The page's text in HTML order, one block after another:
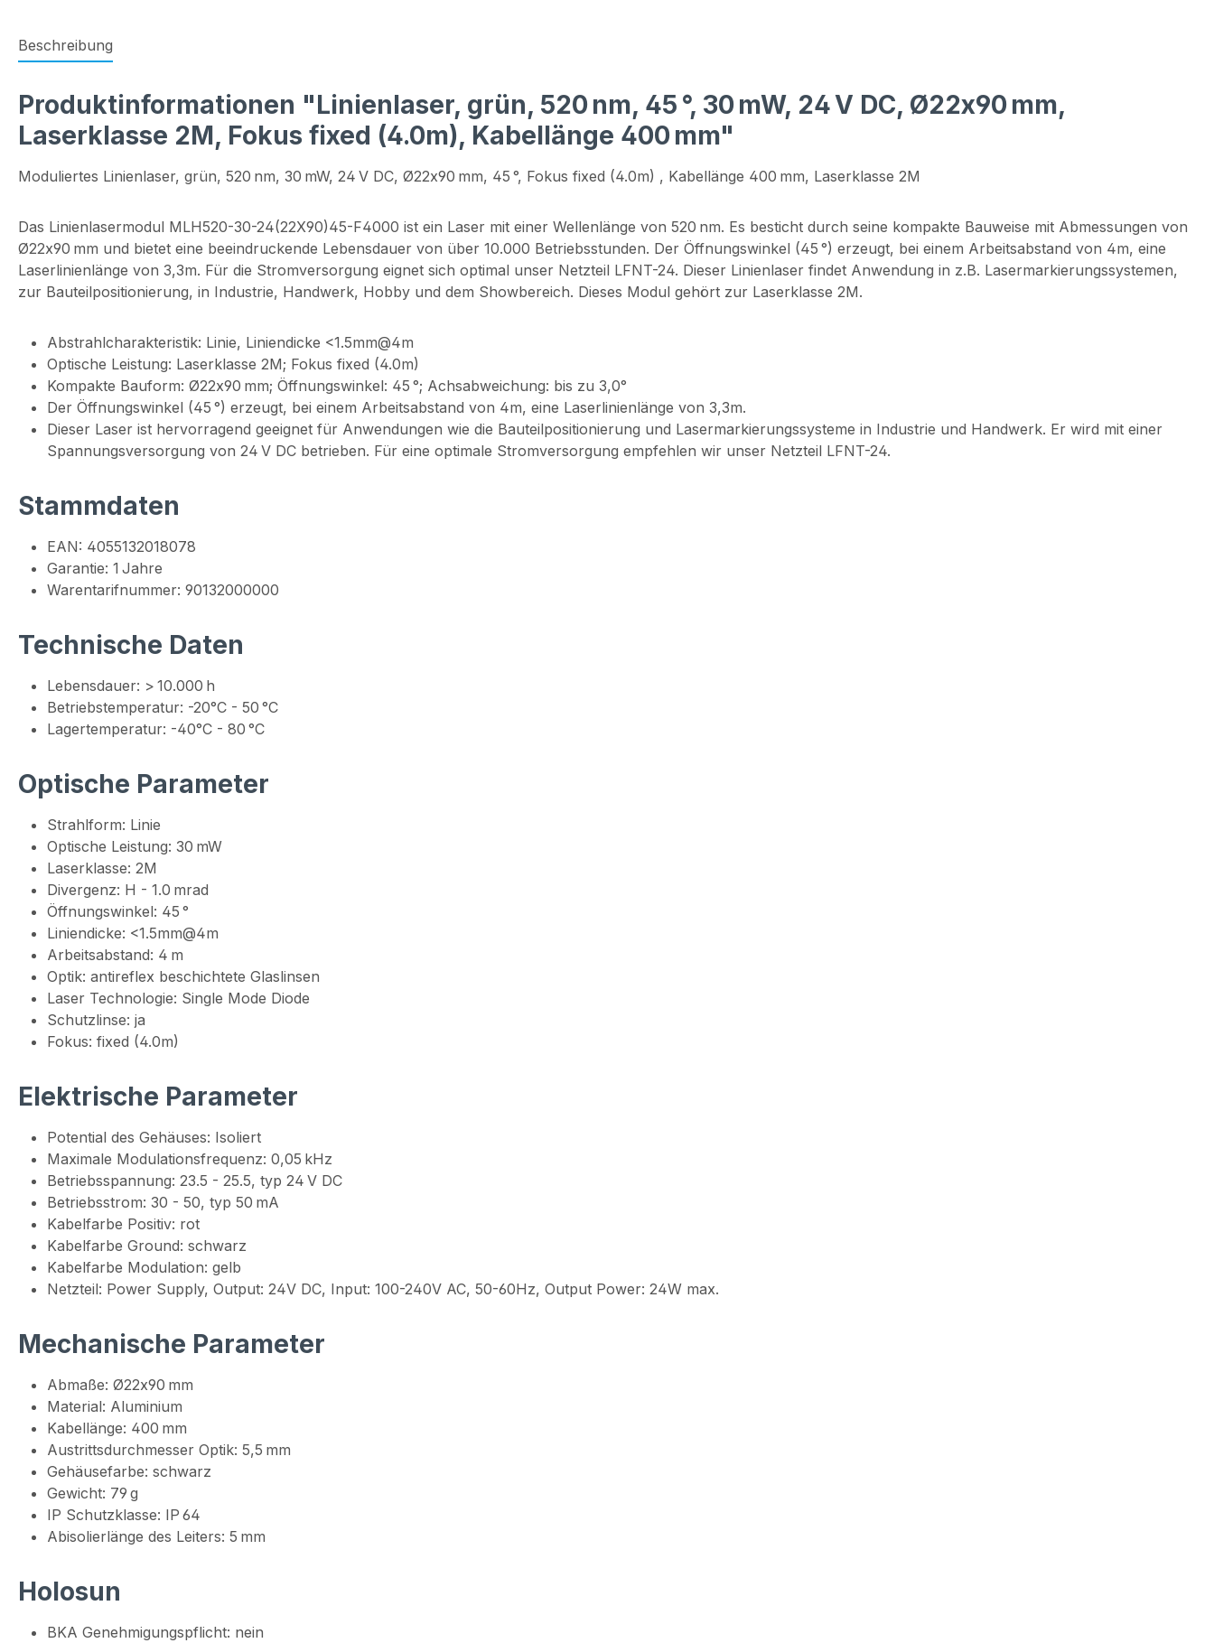
Beschreibung
Produktinformationen "Linienlaser, grün, 520 nm, 45 °, 30 mW, 24 V DC, Ø22x90 mm,
Laserklasse 2M, Fokus fixed (4.0m), Kabellänge 400 mm"
Moduliertes Linienlaser, grün, 520 nm, 30 mW, 24 V DC, Ø22x90 mm, 45 °, Fokus fixed (4.0m) , Kabellänge 400 mm, Laserklasse 2M
Das Linienlasermodul MLH520-30-24(22X90)45-F4000 ist ein Laser mit einer Wellenlänge von 520 nm. Es besticht durch seine kompakte Bauweise mit Abmessungen von
Ø22x90 mm und bietet eine beeindruckende Lebensdauer von über 10.000 Betriebsstunden. Der Öffnungswinkel (45 °) erzeugt, bei einem Arbeitsabstand von 4m, eine
Laserlinienlänge von 3,3m. Für die Stromversorgung eignet sich optimal unser Netzteil LFNT-24. Dieser Linienlaser findet Anwendung in z.B. Lasermarkierungssystemen,
zur Bauteilpositionierung, in Industrie, Handwerk, Hobby und dem Showbereich. Dieses Modul gehört zur Laserklasse 2M.
Abstrahlcharakteristik: Linie, Liniendicke <1.5mm@4m
Optische Leistung: Laserklasse 2M; Fokus fixed (4.0m)
Kompakte Bauform: Ø22x90 mm; Öffnungswinkel: 45 °; Achsabweichung: bis zu 3,0°
Der Öffnungswinkel (45 °) erzeugt, bei einem Arbeitsabstand von 4m, eine Laserlinienlänge von 3,3m.
Dieser Laser ist hervorragend geeignet für Anwendungen wie die Bauteilpositionierung und Lasermarkierungssysteme in Industrie und Handwerk. Er wird mit einer
Spannungsversorgung von 24 V DC betrieben. Für eine optimale Stromversorgung empfehlen wir unser Netzteil LFNT-24.
Stammdaten
EAN: 4055132018078
Garantie: 1 Jahre
Warentarifnummer: 90132000000
Technische Daten
Lebensdauer: > 10.000 h
Betriebstemperatur: -20°C - 50 °C
Lagertemperatur: -40°C - 80 °C
Optische Parameter
Strahlform: Linie
Optische Leistung: 30 mW
Laserklasse: 2M
Divergenz: H - 1.0 mrad
Öffnungswinkel: 45 °
Liniendicke: <1.5mm@4m
Arbeitsabstand: 4 m
Optik: antireflex beschichtete Glaslinsen
Laser Technologie: Single Mode Diode
Schutzlinse: ja
Fokus: fixed (4.0m)
Elektrische Parameter
Potential des Gehäuses: Isoliert
Maximale Modulationsfrequenz: 0,05 kHz
Betriebsspannung: 23.5 - 25.5, typ 24 V DC
Betriebsstrom: 30 - 50, typ 50 mA
Kabelfarbe Positiv: rot
Kabelfarbe Ground: schwarz
Kabelfarbe Modulation: gelb
Netzteil: Power Supply, Output: 24V DC, Input: 100-240V AC, 50-60Hz, Output Power: 24W max.
Mechanische Parameter
Abmaße: Ø22x90 mm
Material: Aluminium
Kabellänge: 400 mm
Austrittsdurchmesser Optik: 5,5 mm
Gehäusefarbe: schwarz
Gewicht: 79 g
IP Schutzklasse: IP 64
Abisolierlänge des Leiters: 5 mm
Holosun
BKA Genehmigungspflicht: nein